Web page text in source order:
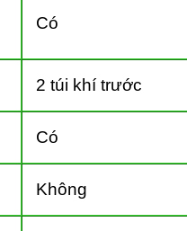
Có
2 túi khí trước
Có
Không